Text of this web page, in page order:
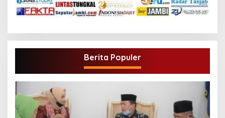
Berita Populer